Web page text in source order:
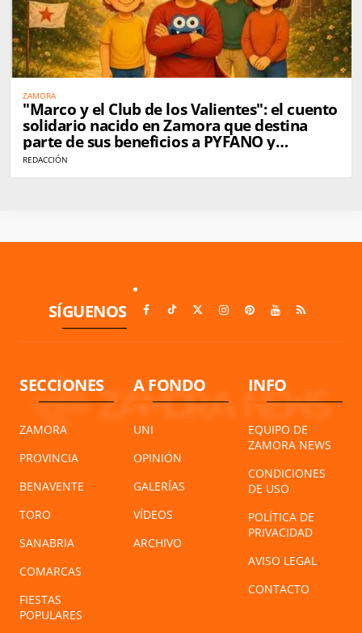
ZAMORA
"Marco y el Club de los Valientes": el cuento
solidario nacido en Zamora que destina
parte de sus beneficios a PYFANO y
Autismo Zamora
REDACCIÓN
SÍGUENOS
SECCIONES
ZAMORA
PROVINCIA
BENAVENTE
TORO
SANABRIA
COMARCAS
FIESTAS
POPULARES
A FONDO
UNI
OPINIÓN
GALERÍAS
VÍDEOS
ARCHIVO
INFO
EQUIPO DE
ZAMORA NEWS
CONDICIONES
DE USO
POLÍTICA DE
PRIVACIDAD
AVISO LEGAL
CONTACTO